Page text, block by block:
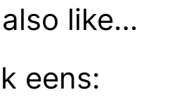
like…
eens: